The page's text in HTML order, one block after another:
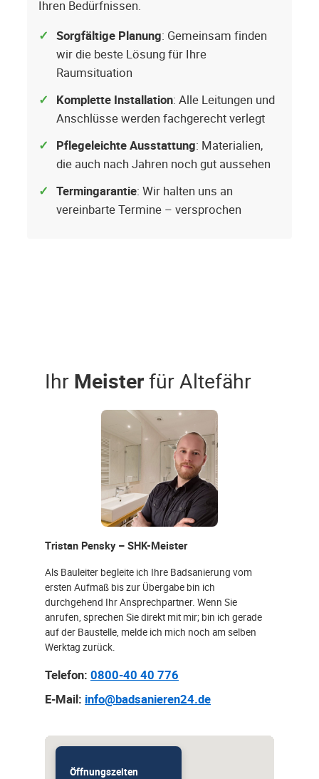
Ihren Bedürfnissen.
Sorgfältige Planung: Gemeinsam finden
wir die beste Lösung für Ihre
Raumsituation
Komplette Installation: Alle Leitungen und
Anschlüsse werden fachgerecht verlegt
Pflegeleichte Ausstattung: Materialien,
die auch nach Jahren noch gut aussehen
Termingarantie: Wir halten uns an
vereinbarte Termine – versprochen
Ihr Meisterfür Altefähr
Tristan Pensky – SHK-Meister
Als Bauleiter begleite ich Ihre Badsanierung vom
ersten Aufmaß bis zur Übergabe bin ich
durchgehend Ihr Ansprechpartner. Wenn Sie
anrufen, sprechen Sie direkt mit mir; bin ich gerade
auf der Baustelle, melde ich mich noch am selben
Werktag zurück.
Telefon: 0800-40 40 776
E-Mail: info@badsanieren24.de
Öffnungszeiten